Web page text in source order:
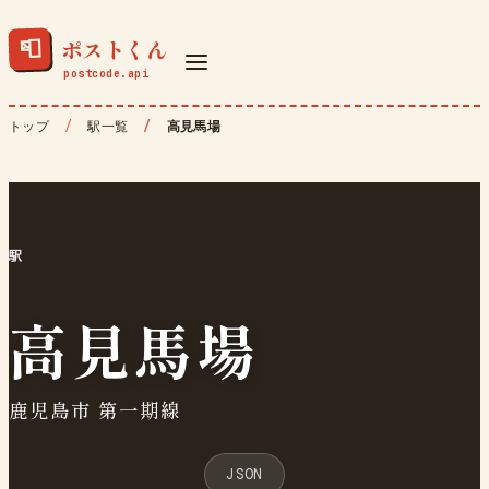
📮 ポストくん
トップ 駅一覧 高見馬場
駅
高見馬場
鹿児島市 第一期線
JSON